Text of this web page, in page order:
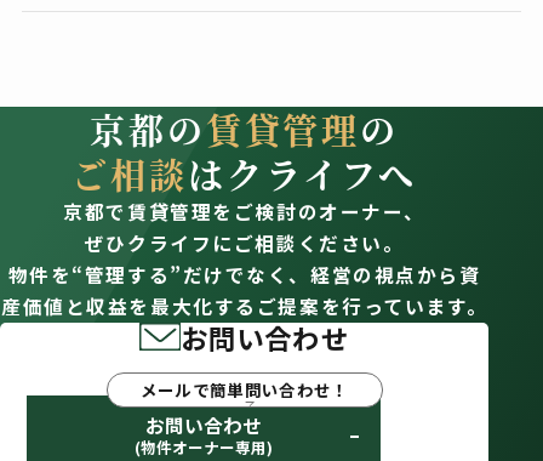
京都の賃貸管理の
ご相談はクライフへ
京都で賃貸管理をご検討のオーナー、
ぜひクライフにご相談ください。
物件を“管理する”だけでなく、経営の視点から資
産価値と収益を最大化するご提案を行っています。
お問い合わせ
メールで簡単問い合わせ！
お問い合わせ
(物件オーナー専用)